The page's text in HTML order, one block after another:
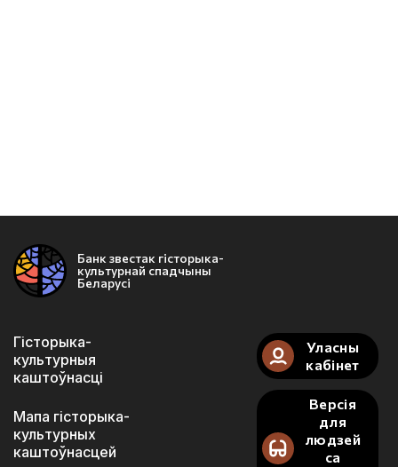
Банк звестак гісторыка-
культурнай спадчыны
Беларусі
Гісторыка-
культурныя
каштоўнасці
Мапа гісторыка-
культурных
каштоўнасцей
Уласны
кабінет
Версія
для
людзей
са